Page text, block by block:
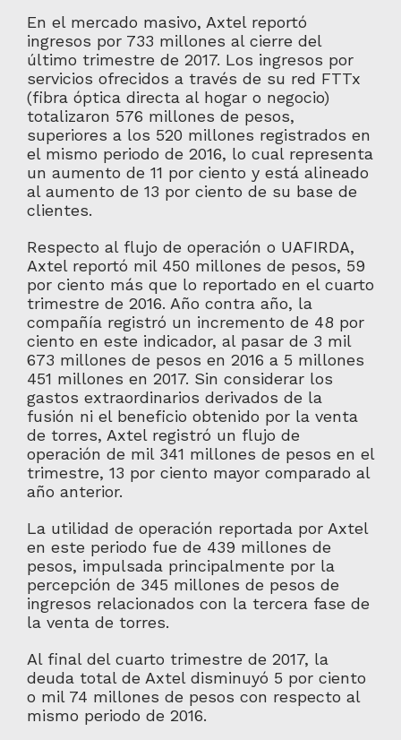
En el mercado masivo, Axtel reportó
ingresos por 733 millones al cierre del
último trimestre de 2017. Los ingresos por
servicios ofrecidos a través de su red FTTx
(fibra óptica directa al hogar o negocio)
totalizaron 576 millones de pesos,
superiores a los 520 millones registrados en
el mismo periodo de 2016, lo cual representa
un aumento de 11 por ciento y está alineado
al aumento de 13 por ciento de su base de
clientes.
Respecto al flujo de operación o UAFIRDA,
Axtel reportó mil 450 millones de pesos, 59
por ciento más que lo reportado en el cuarto
trimestre de 2016. Año contra año, la
compañía registró un incremento de 48 por
ciento en este indicador, al pasar de 3 mil
673 millones de pesos en 2016 a 5 millones
451 millones en 2017. Sin considerar los
gastos extraordinarios derivados de la
fusión ni el beneficio obtenido por la venta
de torres, Axtel registró un flujo de
operación de mil 341 millones de pesos en el
trimestre, 13 por ciento mayor comparado al
año anterior.
La utilidad de operación reportada por Axtel
en este periodo fue de 439 millones de
pesos, impulsada principalmente por la
percepción de 345 millones de pesos de
ingresos relacionados con la tercera fase de
la venta de torres.
Al final del cuarto trimestre de 2017, la
deuda total de Axtel disminuyó 5 por ciento
o mil 74 millones de pesos con respecto al
mismo periodo de 2016.